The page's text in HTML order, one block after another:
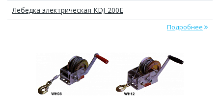
Лебедка электрическая KDJ-200E
Подробнее